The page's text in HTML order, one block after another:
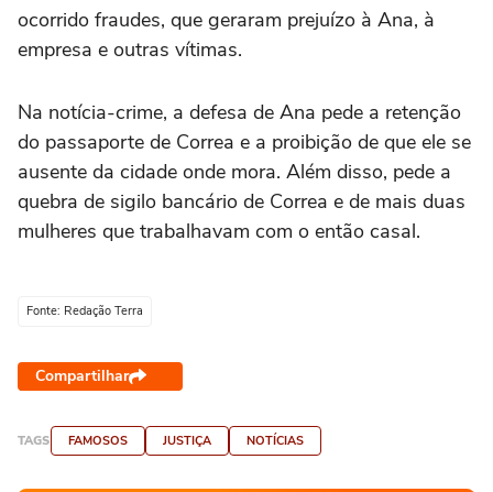
ocorrido fraudes, que geraram prejuízo à Ana, à
empresa e outras vítimas.
Na notícia-crime, a defesa de Ana pede a retenção
do passaporte de Correa e a proibição de que ele se
ausente da cidade onde mora. Além disso, pede a
quebra de sigilo bancário de Correa e de mais duas
mulheres que trabalhavam com o então casal.
Fonte: Redação Terra
Compartilhar
TAGS FAMOSOS JUSTIÇA NOTÍCIAS